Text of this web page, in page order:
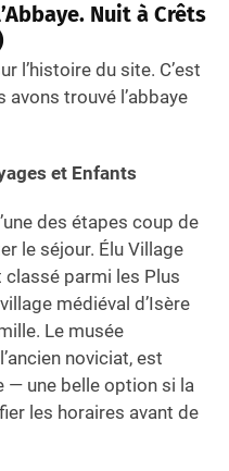
Nuit à Crêts
l’histoire du site. C’est
trouvé l’abbaye
et Enfants
des étapes coup de
le séjour. Élu Village
parmi les Plus
médiéval d’Isère
Le musée
noviciat, est
— une belle option si la
les horaires avant de